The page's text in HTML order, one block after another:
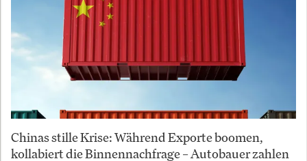
Chinas stille Krise: Während Exporte boomen,
kollabiert die Binnennachfrage – Autobauer zahlen